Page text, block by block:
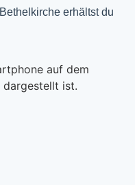
erhältst du